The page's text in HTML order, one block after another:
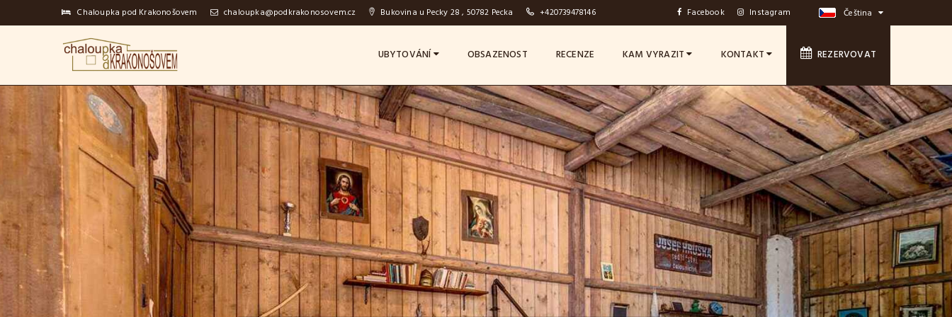
Chaloupka pod Krakonošovem chaloupka@podkrakonosovem.cz Bukovina u Pecky 28 , 50782 Pecka +420739478146 Facebook Instagram Čeština
UBYTOVÁNÍ OBSAZENOST RECENZE KAM VYRAZIT KONTAKT REZERVOVAT